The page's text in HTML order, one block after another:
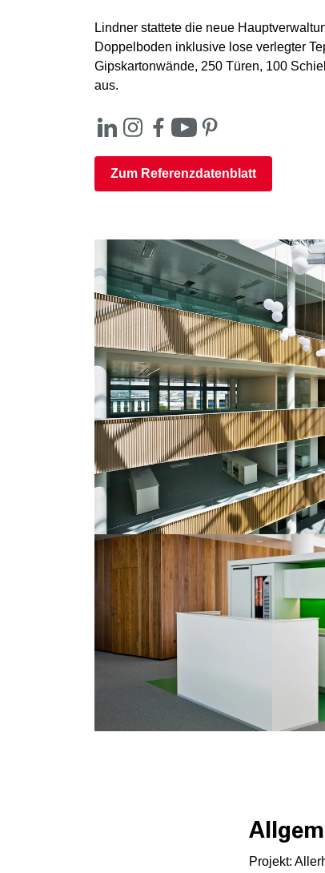
Lindner stattete die neue
Doppelboden inklusive lose verlegter
Gipskartonwände, 250 Türen, 100
aus.
Zum Referenzdatenblatt
©
Projekt: